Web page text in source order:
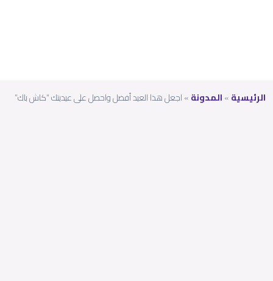
الرئيسية»المدونة»اجعل هذا العيد أفضل واحصل على عيديتك “كاش باك”